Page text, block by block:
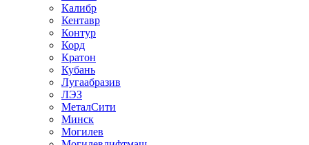
Калибр
Кентавр
Контур
Корд
Кратон
Кубань
Лугаабразив
ЛЭЗ
МеталСити
Минск
Могилев